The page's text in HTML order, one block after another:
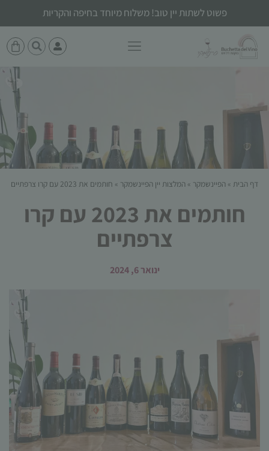
פשוט לשתות יין טוב! משלוח מיוחד בחיפה והקריות
דף הבית » הפיינשמקר » המלצות יין הפיינשמקר » חותמים את 2023 עם קרו צרפתיים
חותמים את 2023 עם קרו
צרפתיים
ינואר 6, 2024
הכרחי
קובצי
Cookie
אלו אינם
אופציונליים.